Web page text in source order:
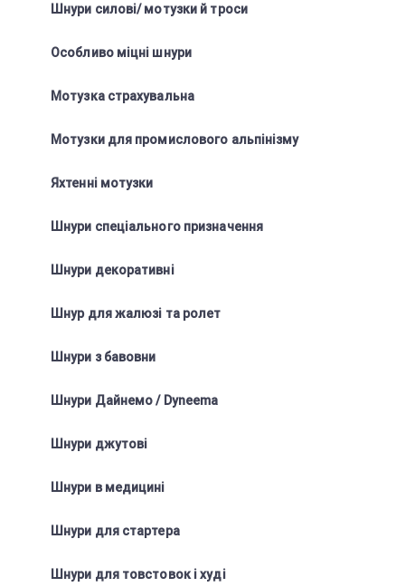
Шнури силові/ мотузки й троси
Особливо міцні шнури
Мотузка страхувальна
Мотузки для промислового альпінізму
Яхтенні мотузки
Шнури спеціального призначення
Шнури декоративні
Шнур для жалюзі та ролет
Шнури з бавовни
Шнури Дайнемо / Dyneema
Шнури джутові
Шнури в медицині
Шнури для стартера
Шнури для товстовок і худі